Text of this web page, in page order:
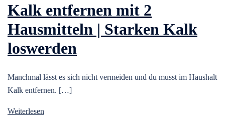
Kalk entfernen mit 2
Hausmitteln | Starken Kalk
loswerden
Manchmal lässt es sich nicht vermeiden und du musst im Haushalt
Kalk entfernen. […]
Weiterlesen